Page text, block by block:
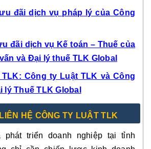
đãi dịch vụ pháp lý của Công
đãi dịch vụ Kế toán – Thuế của
và Đại lý thuế TLK Global
TLK: Công ty Luật TLK và Công
Thuế TLK Global
HỆ CÔNG TY LUẬT TLK
phát triển doanh nghiệp tại tỉnh